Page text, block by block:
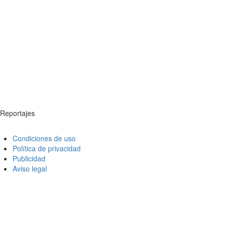
Reportajes
Condiciones de uso
Política de privacidad
Publicidad
Aviso legal